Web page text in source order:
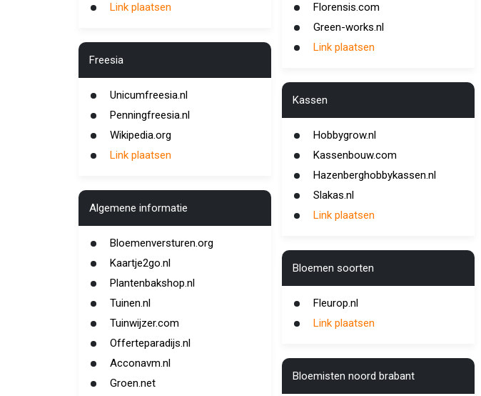
Link plaatsen
Freesia
Unicumfreesia.nl
Penningfreesia.nl
Wikipedia.org
Link plaatsen
Algemene informatie
Bloemenversturen.org
Kaartje2go.nl
Plantenbakshop.nl
Tuinen.nl
Tuinwijzer.com
Offerteparadijs.nl
Acconavm.nl
Groen.net
Florensis.com
Green-works.nl
Link plaatsen
Kassen
Hobbygrow.nl
Kassenbouw.com
Hazenberghobbykassen.nl
Slakas.nl
Link plaatsen
Bloemen soorten
Fleurop.nl
Link plaatsen
Bloemisten noord brabant